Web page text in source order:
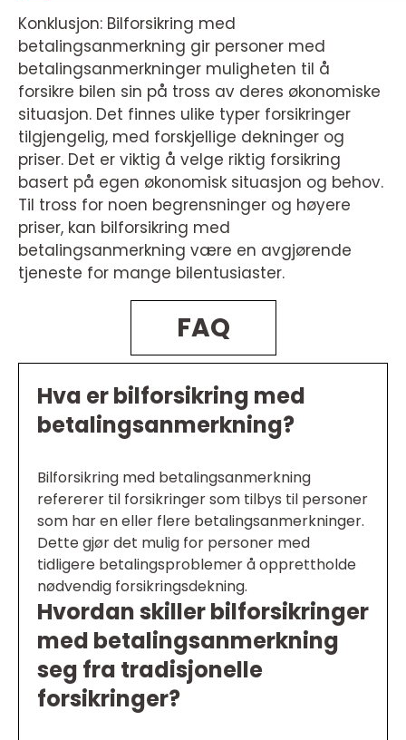
Konklusjon: Bilforsikring med
betalingsanmerkning gir personer med
betalingsanmerkninger muligheten til å
forsikre bilen sin på tross av deres økonomiske
situasjon. Det finnes ulike typer forsikringer
tilgjengelig, med forskjellige dekninger og
priser. Det er viktig å velge riktig forsikring
basert på egen økonomisk situasjon og behov.
Til tross for noen begrensninger og høyere
priser, kan bilforsikring med
betalingsanmerkning være en avgjørende
tjeneste for mange bilentusiaster.
FAQ
Hva er bilforsikring med
betalingsanmerkning?
Bilforsikring med betalingsanmerkning
refererer til forsikringer som tilbys til personer
som har en eller flere betalingsanmerkninger.
Dette gjør det mulig for personer med
tidligere betalingsproblemer å opprettholde
nødvendig forsikringsdekning.
Hvordan skiller bilforsikringer
med betalingsanmerkning
seg fra tradisjonelle
forsikringer?